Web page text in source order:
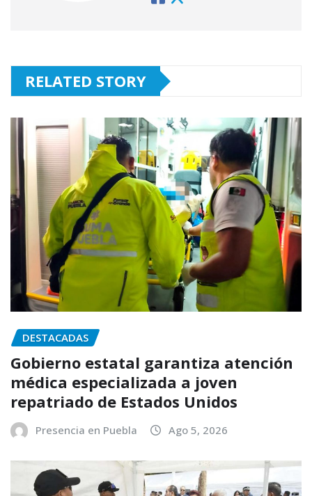
RELATED STORY
DESTACADAS
Gobierno estatal garantiza atención
médica especializada a joven
repatriado de Estados Unidos
Presencia en Puebla Ago 5, 2026